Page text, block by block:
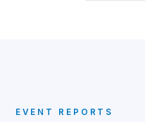
EVENT REPORTS